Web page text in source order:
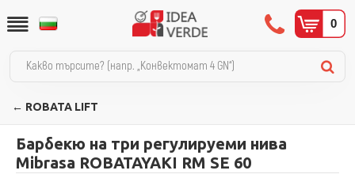
0
← ROBATA LIFT
Барбекю на три регулируеми нива
Mibrasa ROBATAYAKI RM SE 60